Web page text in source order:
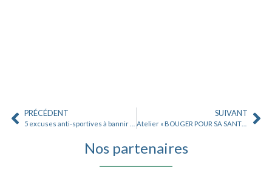
PRÉCÉDENT SUIVANT
Atelier « BOUGER POUR SA SANTÉ »
Nos partenaires